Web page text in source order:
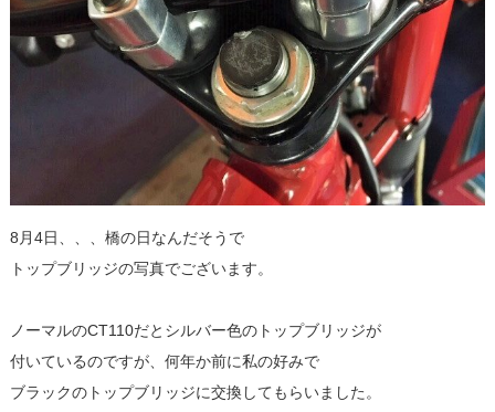
8月4日、、、橋の日なんだそうで
トップブリッジの写真でございます。
ノーマルのCT110だとシルバー色のトップブリッジが
付いているのですが、何年か前に私の好みで
ブラックのトップブリッジに交換してもらいました。